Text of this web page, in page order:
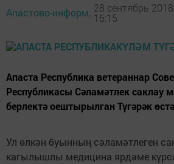
Апастово-информ, 28 сентябрь
16:15
Апаста Республика ветераннар
Республикасы Сәламәтлек саклау
берлектә оештырылган Түгәрәк
Ул өлкән буынның сәламәтлеген
кагылышлы медицина ярдәме